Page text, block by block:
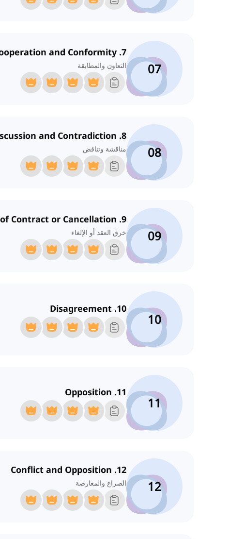
07
7. Cooperation and Conformity
التعاون والمطابقة
08
8. Discussion and Contradiction
مناقشة وتناقض
09
9. Breach of Contract or Cancellation
خرق العقد أو الإلغاء
10
10. Disagreement
11
11. Opposition
12
12. Conflict and Opposition
الصراع والمعارضة